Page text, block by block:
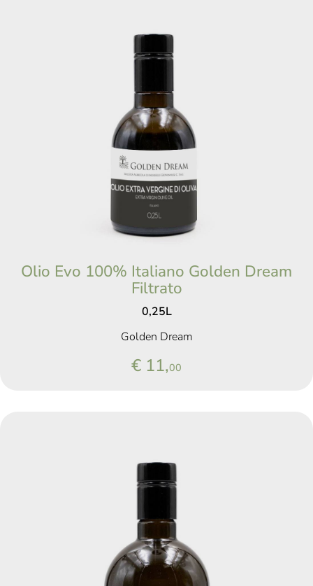
Olio Evo 100% Italiano Golden Dream
Filtrato
0,25L
Golden Dream
€ 11,00